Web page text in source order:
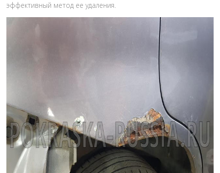
эффективный метод ее удаления.